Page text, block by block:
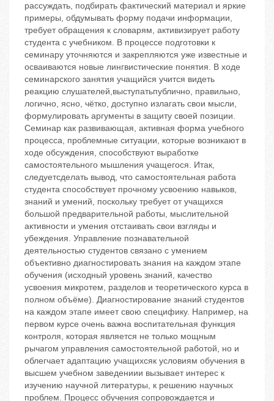
рассуждать, подбирать фактический материал и яркие
примеры, обдумывать форму подачи информации,
требует обращения к словарям, активизирует работу
студента с учебником. В процессе подготовки к
семинару уточняются и закрепляются уже известные и
осваиваются новые лингвистические понятия. В ходе
семинарского занятия учащийся учится видеть
реакцию слушателей,выступатьпублично, правильно,
логично, ясно, чётко, доступно излагать свои мысли,
формулировать аргументы в защиту своей позиции.
Семинар как развивающая, активная форма учебного
процесса, проблемные ситуации, которые возникают в
ходе обсуждения, способствуют выработке
самостоятельного мышления учащегося. Итак,
следуетсделать вывод, что самостоятельная работа
студента способствует прочному усвоению навыков,
знаний и умений, поскольку требует от учащихся
большой предварительной работы, мыслительной
активности и умения отстаивать свои взгляды и
убеждения. Управление познавательной
деятельностью студентов связано с умением
объективно диагностировать знания на каждом этапе
обучения (исходный уровень знаний, качество
усвоения микротем, разделов и теоретического курса в
полном объёме). Диагностирование знаний студентов
на каждом этапе имеет свою специфику. Например, на
первом курсе очень важна воспитательная функция
контроля, которая является не только мощным
рычагом управления самостоятельной работой, но и
облегчает адаптацию учащихсяк условиям обучения в
высшем учебном заведениии вызывает интерес к
изучению научной литературы, к решению научных
проблем. Процесс обучения сопровождается и